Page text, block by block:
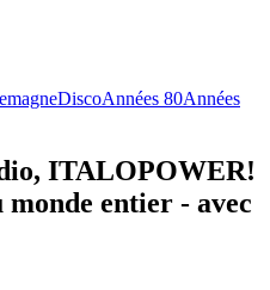
DiscoAnnées 80Années
ITALOPOWER!
entier - avec